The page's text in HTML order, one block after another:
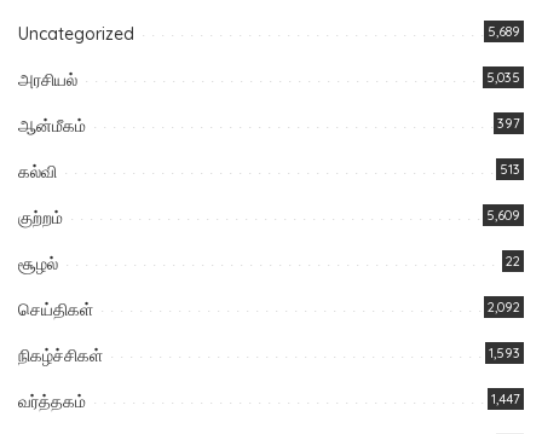
Uncategorized 5,689
அரசியல் 5,035
ஆன்மீகம் 397
கல்வி 513
குற்றம் 5,609
சூழல் 22
செய்திகள் 2,092
நிகழ்ச்சிகள் 1,593
வர்த்தகம் 1,447